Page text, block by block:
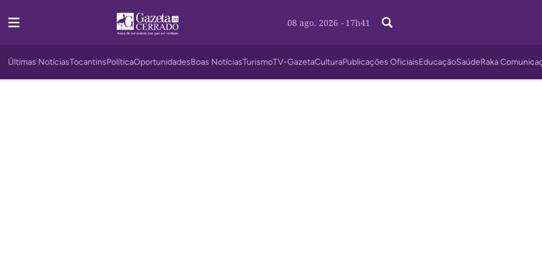
08 ago. 2026 - 17h41
Últimas NotíciasTocantinsPolíticaOportunidadesBoas NotíciasTurismoTV-GazetaCulturaPublicações OficiaisEducaçãoSaúdeRaka